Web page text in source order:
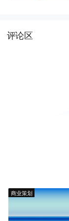
评论区
商业策划